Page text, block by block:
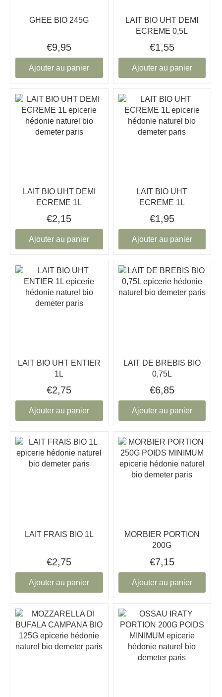
GHEE BIO 245G
€9,95
Ajouter au panier
LAIT BIO UHT DEMI
ECREME 0,5L
€1,55
Ajouter au panier
LAIT BIO UHT DEMI
ECREME 1L
€2,15
Ajouter au panier
LAIT BIO UHT
ECREME 1L
€1,95
Ajouter au panier
LAIT BIO UHT ENTIER
1L
€2,75
Ajouter au panier
LAIT DE BREBIS BIO
0,75L
€6,85
Ajouter au panier
LAIT FRAIS BIO 1L
€2,75
Ajouter au panier
MORBIER PORTION
200G
€7,15
Ajouter au panier